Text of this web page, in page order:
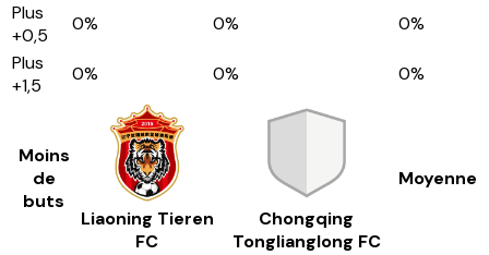
Plus
+0,5
0% 0% 0%
Plus
+1,5
0% 0% 0%
Moins
de
buts
Liaoning Tieren
FC
Chongqing
Tonglianglong FC
Moyenne